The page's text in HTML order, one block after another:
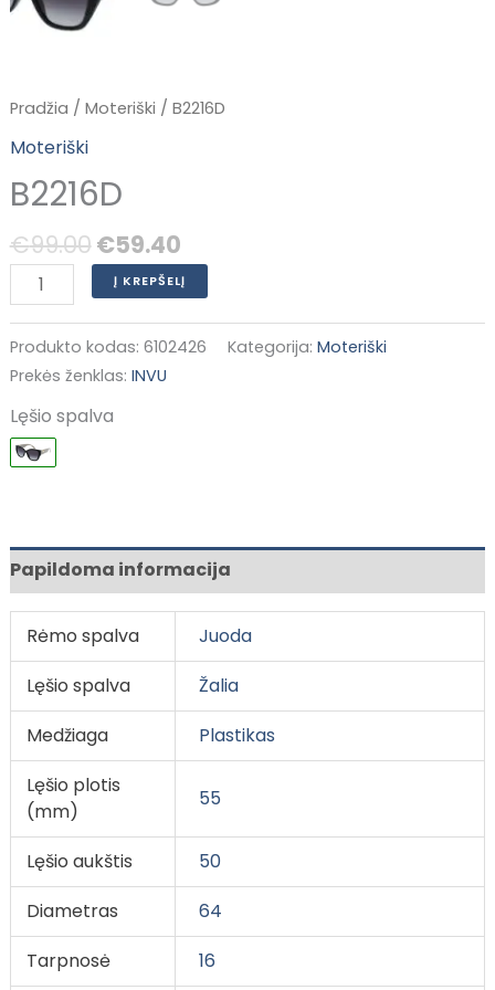
Pradžia / Moteriški / B2216D
Moteriški
B2216D
€99.00 €59.40
Į KREPŠELĮ
Produkto kodas: 6102426 Kategorija: Moteriški
Prekės ženklas: INVU
Lęšio spalva
Papildoma informacija
Rėmo spalva
Juoda
Lęšio spalva
Žalia
Medžiaga
Plastikas
Lęšio plotis
(mm)
55
Lęšio aukštis
50
Diametras
64
Tarpnosė
16